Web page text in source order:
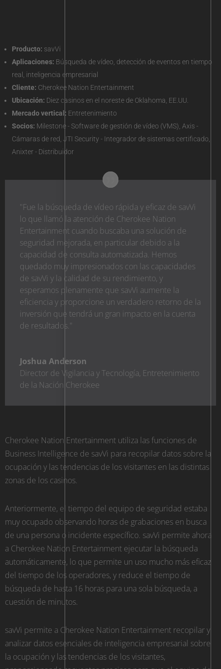
Producto: savVi
Aplicaciones: Búsqueda de vídeo, detección de eventos en tiempo
real, inteligencia empresarial
Cliente: Cherokee Nation Entertainment
Ubicación: Diez casinos en el noreste de Oklahoma, EE.UU.
Mercado vertical: Entretenimiento
Socios: Milestone - Software de gestión de vídeo (VMS), Axis -
Cámaras de red, JTI Security - Integrador de sistemas certificado,
Anixter - Distribuidor
"Fue la búsqueda de vídeo rápida y eficaz de savVi
lo que llamó la atención de Cherokee Nation
Entertainment cuando buscaba una solución de
seguridad mejorada, en particular debido a la
capacidad de consulta automatizada. Hemos
quedado muy impresionados con las capacidades
de savVi y la calidad de su rendimiento, y
esperamos plenamente que savVi aumente la
eficiencia y proporcione un verdadero retorno de la
inversión que tendrá un gran impacto en la cuenta
de resultados."
Joshua Anderson
Director de Vigilancia y Tecnología, Entretenimiento
de la Nación Cherokee
Cherokee Nation Entertainment utiliza las funciones de
Business Intelligence de savVi para recopilar datos sobre la
ocupación y las tendencias de los visitantes en las distintas
zonas de los casinos.
Anteriormente, el tiempo del equipo de seguridad estaba
muy ocupado observando horas de grabaciones en busca
de una persona o incidente específico. savVi permite ahora
a Cherokee Nation Entertainment ejecutar la búsqueda
automáticamente, lo que permite un uso mucho más eficaz
del tiempo de los operadores, y reduce el tiempo de
búsqueda de hasta 16 horas para una sola búsqueda, a
cuestión de minutos.
savVi permite a Cherokee Nation Entertainment recopilar y
analizar datos esenciales de inteligencia empresarial sobre
la ocupación y las tendencias de los visitantes,